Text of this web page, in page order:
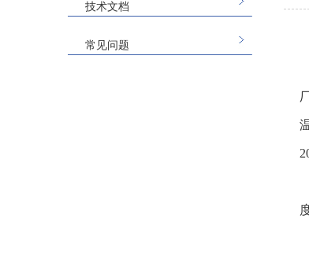
技术文档
常见问题